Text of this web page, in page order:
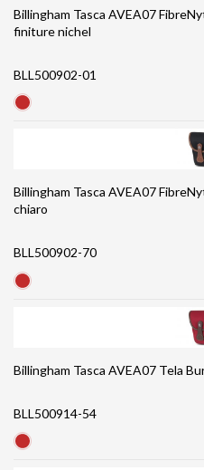
Billingham Tasca AVEA07
finiture nichel
BLL500902-01
Billingham Tasca AVEA07
chiaro
BLL500902-70
Billingham Tasca AVEA07 Tela
BLL500914-54